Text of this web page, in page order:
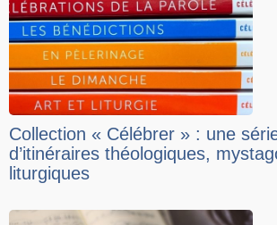
Collection « Célébrer » : une
d’itinéraires théologiques,
liturgiques